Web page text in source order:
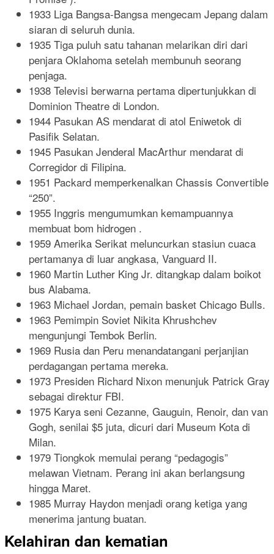
1933 Liga Bangsa-Bangsa mengecam Jepang dalam
siaran di seluruh dunia.
1935 Tiga puluh satu tahanan melarikan diri dari
penjara Oklahoma setelah membunuh seorang
penjaga.
1938 Televisi berwarna pertama dipertunjukkan di
Dominion Theatre di London.
1944 Pasukan AS mendarat di atol Eniwetok di
Pasifik Selatan.
1945 Pasukan Jenderal MacArthur mendarat di
Corregidor di Filipina.
1951 Packard memperkenalkan Chassis Convertible
“250”.
1955 Inggris mengumumkan kemampuannya
membuat bom hidrogen .
1959 Amerika Serikat meluncurkan stasiun cuaca
pertamanya di luar angkasa, Vanguard II.
1960 Martin Luther King Jr. ditangkap dalam boikot
bus Alabama.
1963 Michael Jordan, pemain basket Chicago Bulls.
1963 Pemimpin Soviet Nikita Khrushchev
mengunjungi Tembok Berlin.
1969 Rusia dan Peru menandatangani perjanjian
perdagangan pertama mereka.
1973 Presiden Richard Nixon menunjuk Patrick Gray
sebagai direktur FBI.
1975 Karya seni Cezanne, Gauguin, Renoir, dan van
Gogh, senilai $5 juta, dicuri dari Museum Kota di
Milan.
1979 Tiongkok memulai perang “pedagogis”
melawan Vietnam. Perang ini akan berlangsung
hingga Maret.
1985 Murray Haydon menjadi orang ketiga yang
menerima jantung buatan.
Kelahiran dan kematian